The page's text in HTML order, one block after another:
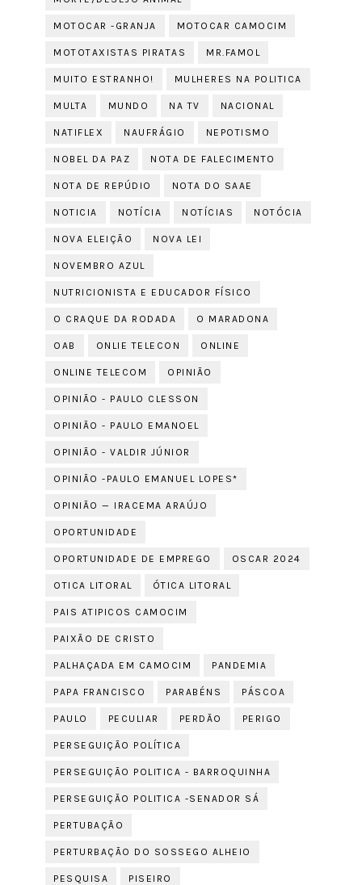
MOTOCAR -GRANJA MOTOCAR CAMOCIM
MOTOTAXISTAS PIRATAS MR.FAMOL
MUITO ESTRANHO! MULHERES NA POLITICA
MULTA MUNDO NA TV NACIONAL
NATIFLEX NAUFRÁGIO NEPOTISMO
NOBEL DA PAZ NOTA DE FALECIMENTO
NOTA DE REPÚDIO NOTA DO SAAE
NOTICIA NOTÍCIA NOTÍCIAS NOTÓCIA
NOVA ELEIÇÃO NOVA LEI
NOVEMBRO AZUL
NUTRICIONISTA E EDUCADOR FÍSICO
O CRAQUE DA RODADA O MARADONA
OAB ONLIE TELECON ONLINE
ONLINE TELECOM OPINIÃO
OPINIÃO - PAULO CLESSON
OPINIÃO - PAULO EMANOEL
OPINIÃO - VALDIR JÚNIOR
OPINIÃO -PAULO EMANUEL LOPES*
OPINIÃO — IRACEMA ARAÚJO
OPORTUNIDADE
OPORTUNIDADE DE EMPREGO OSCAR 2024
OTICA LITORAL ÓTICA LITORAL
PAIS ATIPICOS CAMOCIM
PAIXÃO DE CRISTO
PALHAÇADA EM CAMOCIM PANDEMIA
PAPA FRANCISCO PARABÉNS PÁSCOA
PAULO PECULIAR PERDÃO PERIGO
PERSEGUIÇÃO POLÍTICA
PERSEGUIÇÃO POLITICA - BARROQUINHA
PERSEGUIÇÃO POLITICA -SENADOR SÁ
PERTUBAÇÃO
PERTURBAÇÃO DO SOSSEGO ALHEIO
PESQUISA PISEIRO